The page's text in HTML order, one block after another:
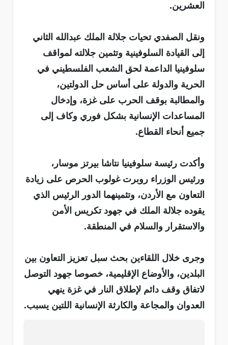
العشرين.
ونقل الصفدي تحيات جلالة الملك عبدالله الثاني
إلى القيادة السلوفينية وتثمين جلالته لمواقف
سلوفينيا الداعمة لحق الشعب الفلسطيني في
الحرية والدولة على أساس حل الدولتين،
والمطالبة بوقف الحرب على غزة، وإدخال
المساعدات الإنسانية بشكل فوري وكاف إلى
جميع أنحاء القطاع.
وأكدت رئيسة سلوفينيا نتاشا بيرتز موسار،
ورئيس الوزراء روبرت غولوب الحرص على زيادة
التعاون مع الأردن، وتثمينهما الدور الرئيس الذي
يقوده جلالة الملك في جهود تكريس الأمن
والاستقرار والسلام في المنطقة.
وجرى خلال اللقاءين بحث سبل تعزيز التعاون بين
البلدين، والأوضاع الإقليمية، خصوصا جهود التوصل
لاتفاق وقف دائم لإطلاق النار في غزة ينهي
العدوان والمجاعة والكارثة الإنسانية اللتين يسبب.